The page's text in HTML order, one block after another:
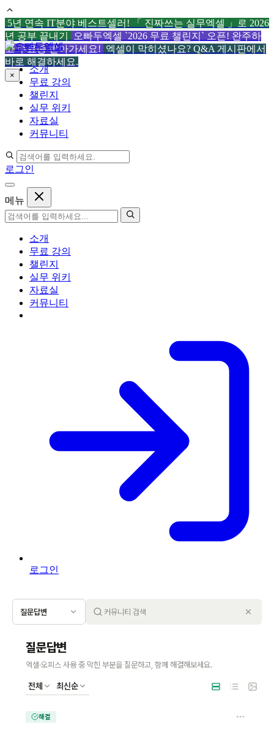
5년 연속 IT분야 베스트셀러! 「 진짜쓰는 실무엑셀 」로 2026
년 공부 끝내기
오빠두엑셀 `2026 무료 챌린지` 오픈! 완주하
고 수료증 받아가세요! 엑셀이 막히셨나요? Q&A 게시판에서
바로 해결하세요.
×
컨
텐
츠
로
소개
무료 강의
챌린지
실무 위키
자료실
커뮤니티
로그인
메뉴
소개
무료 강의
챌린지
실무 위키
자료실
커뮤니티
로그인
질문답변
질문답변
엑셀·오피스 사용 중 막힌 부분을 질문하고, 함께 해결해보세요.
전체 최신순
해결